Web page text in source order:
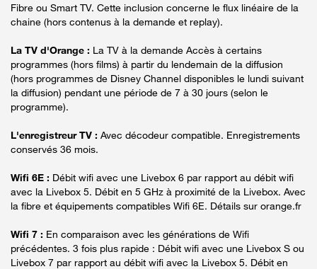
Fibre ou Smart TV. Cette inclusion concerne le flux linéaire de la
chaine (hors contenus à la demande et replay).
La TV d'Orange : La TV à la demande Accès à certains
programmes (hors films) à partir du lendemain de la diffusion
(hors programmes de Disney Channel disponibles le lundi suivant
la diffusion) pendant une période de 7 à 30 jours (selon le
programme).
L'enregistreur TV : Avec décodeur compatible. Enregistrements
conservés 36 mois.
Wifi 6E : Débit wifi avec une Livebox 6 par rapport au débit wifi
avec la Livebox 5. Débit en 5 GHz à proximité de la Livebox. Avec
la fibre et équipements compatibles Wifi 6E. Détails sur orange.fr
Wifi 7 : En comparaison avec les générations de Wifi
précédentes. 3 fois plus rapide : Débit wifi avec une Livebox S ou
Livebox 7 par rapport au débit wifi avec la Livebox 5. Débit en